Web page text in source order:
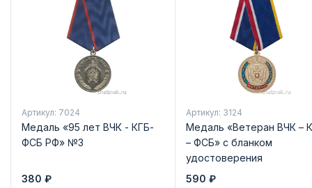
Артикул: 7024
Медаль «95 лет ВЧК - КГБ-
ФСБ РФ» №3
380 ₽
Артикул: 3124
Медаль «Ветеран ВЧК –
– ФСБ» с бланком
удостоверения
590 ₽